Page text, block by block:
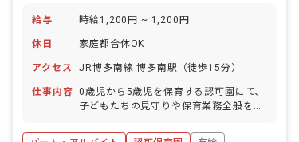
給与 時給1,200円 ~ 1,200円
休日 家庭都合休OK
アクセス JR博多南線 博多南駅（徒歩15分）
仕事内容 0歳児から5歳児を保育する認可園にて、
子どもたちの見守りや保育業務全般をお
め、希望休の申請が可能です。 ・子育て